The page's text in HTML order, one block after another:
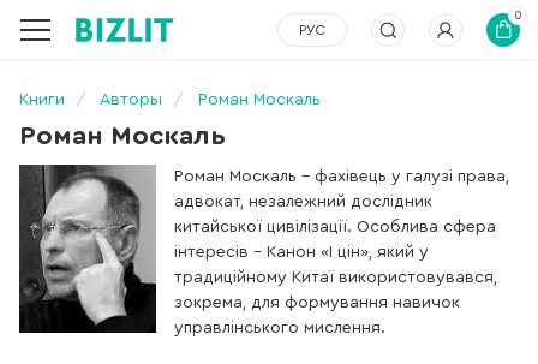
РУС
0
Книги Авторы Роман Москаль
Роман Москаль
Роман Москаль – фахівець у галузі права,
адвокат, незалежний дослідник
китайської цивілізації. Особлива сфера
інтересів – Канон «І цін», який у
традиційному Китаї використовувався,
зокрема, для формування навичок
управлінського мислення.